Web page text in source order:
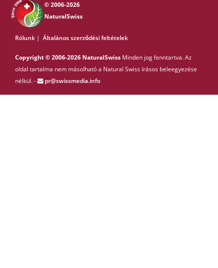
© 2006-2026
NaturalSwiss
Rólunk | Általános szerződési feltételek
Copyright © 2006-2026 NaturalSwiss Minden jog fenntartva. Az
oldal tartalma nem másolható a Natural Swiss írásos beleegyezése
nélkül. -
pr@swissmedia.info